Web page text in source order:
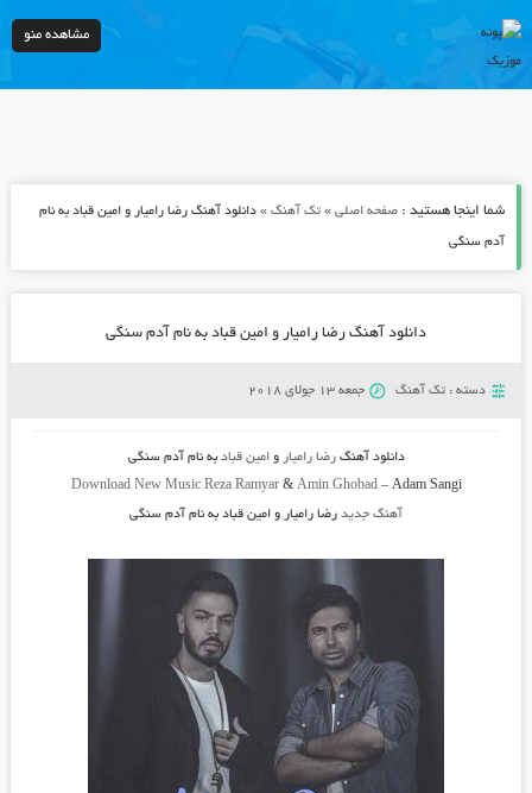
مشاهده منو
شما اینجا هستید : صفحه اصلی» تک آهنگ» دانلود آهنگ رضا رامیار و امین قباد به نام
آدم سنگی
دانلود آهنگ رضا رامیار و امین قباد به نام آدم سنگی
دسته : تک آهنگ جمعه 13 جولای 2018
دانلود آهنگرضا رامیار وامین قباد به نام آدم سنگی
Download New Music Reza Ramyar& Amin Ghobad– Adam Sangi
آهنگ جدیدرضا رامیار و امین قباد به نام آدم سنگی